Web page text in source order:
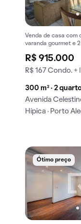
Venda de casa com
varanda gourmet e
R$ 915.000
R$ 167 Condo. +
300 m² · 2
Avenida
Hípica · Porto
Ótimo preço